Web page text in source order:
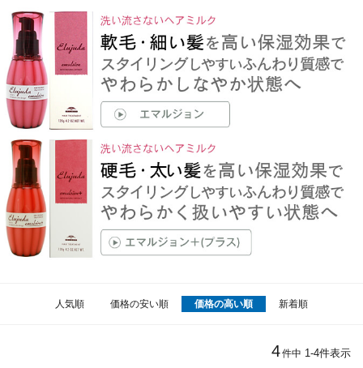
人気順 価格の安い順 価格の高い順 新着順
4件中 1-4件表示